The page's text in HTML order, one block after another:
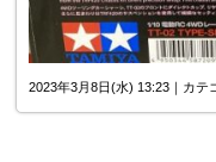
2023年3月8日(水) 13:23｜カテ